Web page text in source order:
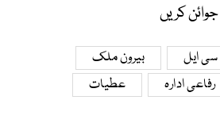
جوائن کریں
سی ایل
بیرون ملک
رفاعی ادارہ
عطیات